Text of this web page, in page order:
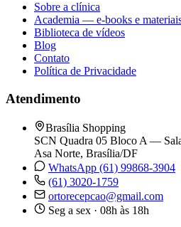
Sobre a clínica
Academia — e-books e
Biblioteca de vídeos
Blog
Contato
Política de Privacidade
Atendimento
Brasília Shopping
SCN Quadra 05 Bloco A —
Asa Norte, Brasília/DF
WhatsApp (61) 99868-3904
(61) 3020-1759
ortorecepcao@gmail.com
Seg a sex · 08h às 18h